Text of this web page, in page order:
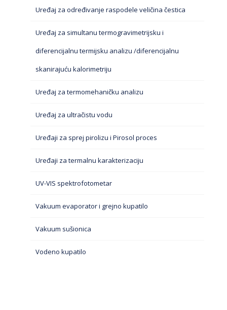
Uređaj za određivanje raspodele veličina čestica
Uređaj za simultanu termogravimetrijsku i
diferencijalnu termijsku analizu /diferencijalnu
skanirajuću kalorimetriju
Uređaj za termomehaničku analizu
Uređaj za ultračistu vodu
Uređaji za sprej pirolizu i Pirosol proces
Uređaji za termalnu karakterizaciju
UV-VIS spektrofotometar
Vakuum evaporator i grejno kupatilo
Vakuum sušionica
Vodeno kupatilo